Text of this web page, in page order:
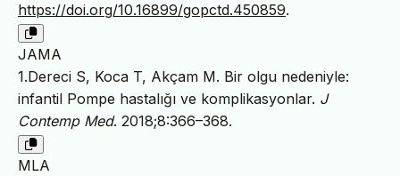
https://doi.org/10.16899/gopctd.450859.
JAMA
1.Dereci S, Koca T, Akçam M. Bir olgu nedeniyle:
infantil Pompe hastalığı ve komplikasyonlar. J
Contemp Med. 2018;8:366–368.
MLA